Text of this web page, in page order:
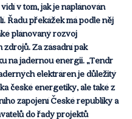
v tom, jak je naplánován
Řadu překážek má podle něj
plánovaný rozvoj
Za zásadní pak
na jadernou energii. „Tendr
elektráren je důležitý
české energetiky, ale také z
zapojení České republiky a
do řady projektů